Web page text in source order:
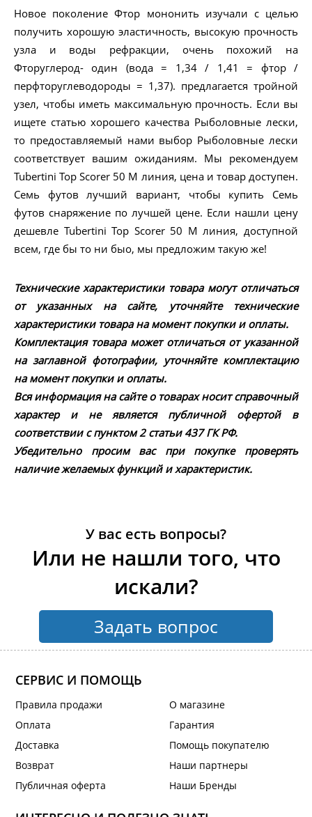
Новое поколение Фтор мононить изучали с целью
получить хорошую эластичность, высокую прочность
узла и воды рефракции, очень похожий на
Фторуглерод- один (вода = 1,34 / 1,41 = фтор /
перфторуглеводороды = 1,37). предлагается тройной
узел, чтобы иметь максимальную прочность. Если вы
ищете статью хорошего качества Рыболовные лески,
то предоставляемый нами выбор Рыболовные лески
соответствует вашим ожиданиям. Мы рекомендуем
Tubertini Top Scorer 50 M линия, цена и товар доступен.
Семь футов лучший вариант, чтобы купить Семь
футов снаряжение по лучшей цене. Если нашли цену
дешевле Tubertini Top Scorer 50 M линия, доступной
всем, где бы то ни быо, мы предложим такую же!
Технические характеристики товара могут отличаться
от указанных на сайте, уточняйте технические
характеристики товара на момент покупки и оплаты.
Комплектация товара может отличаться от указанной
на заглавной фотографии, уточняйте комплектацию
на момент покупки и оплаты.
Вся информация на сайте о товарах носит справочный
характер и не является публичной офертой в
соответствии с пунктом 2 статьи 437 ГК РФ.
Убедительно просим вас при покупке проверять
наличие желаемых функций и характеристик.
У вас есть вопросы?
Или не нашли того, что
искали?
Задать вопрос
СЕРВИС И ПОМОЩЬ
Правила продажи
Оплата
Доставка
Возврат
Публичная оферта
О магазине
Гарантия
Помощь покупателю
Наши партнеры
Наши Бренды